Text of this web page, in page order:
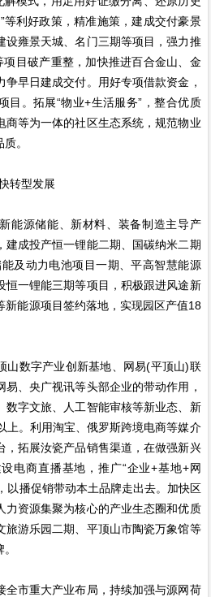
等利好政策，精准施策，建成交付豪景
设雍景天城、名门三期等项目，强力推
目破产重整，加快推进百合金山、金
早日建成交付。用好专项借款资金，
目。拓展“物业+生活服务”，整合优质
商等为一体的社区生态系统，规范物业
。
转型发展
源储能、新材料、装备制造主导产
建成投产恒一锂能二期、国碳纳米二期
及动力电池项目一期、平高智慧能源
恒一锂能三期等项目，积极跟进风途新
新能源项目签约落地，实现园区产值18
数字产业创新基地、网易(平顶山)联
、央广视讯等头部企业的带动作用，
数字文旅、人工智能审核等新业态、新
上。利用淘宝、俄罗斯跨境电商等媒介
，拓展汝瓷产品销售渠道，在做强新兴
电商直播基地，推广“企业+基地+网
以播促销带动本土品牌走出去。加快区
力资源集聚为核心的产业生态圈和优质
旅游乐园二期、平顶山市陶瓷万象馆等
市重大产业布局，持续加强与源网荷